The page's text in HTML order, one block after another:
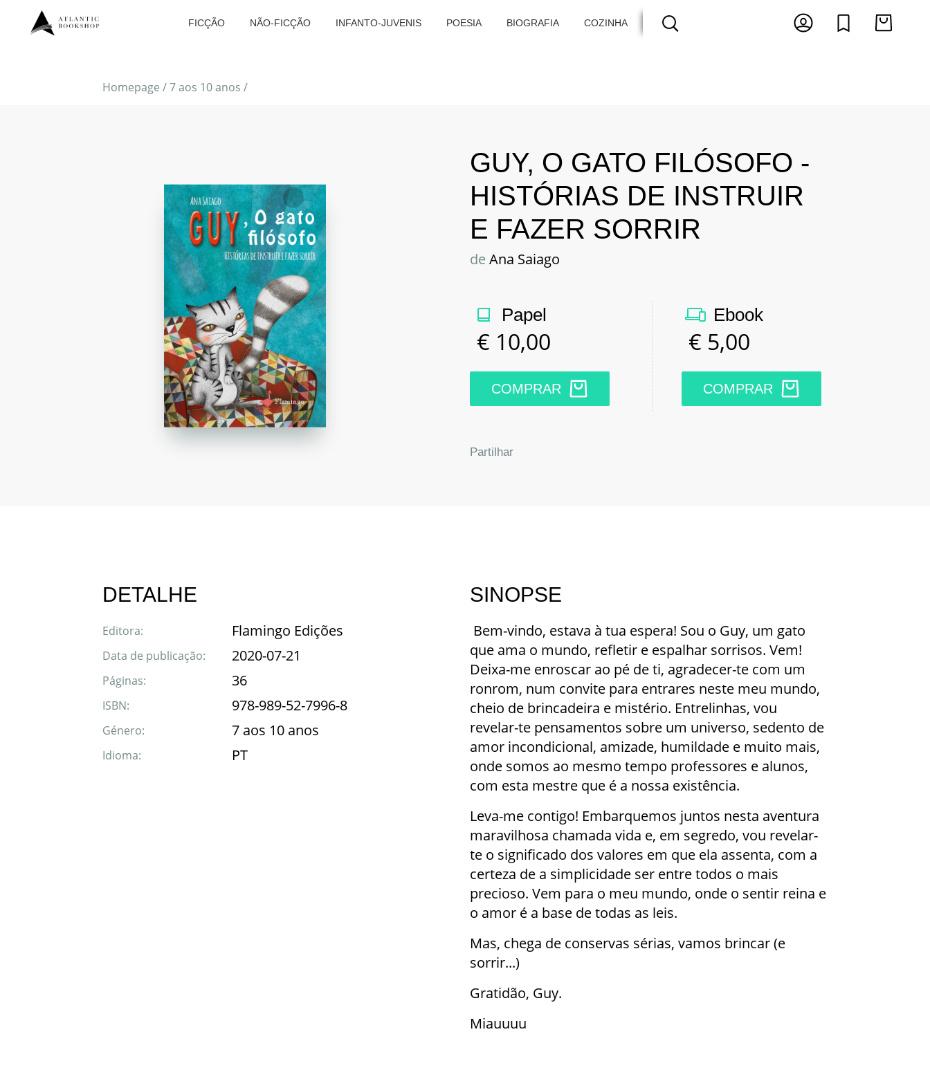
FICÇÃO NÃO-FICÇÃO INFANTO-JUVENIS POESIA BIOGRAFIA COZINHA ARTES E ESPECTÁCULOS ANTOLOGIAS
Homepage /7 aos 10 anos /
FAVORITO
GUY, O GATO FILÓSOFO -
HISTÓRIAS DE INSTRUIR
E FAZER SORRIR
de Ana Saiago
Papel
€ 10,00
COMPRAR
Ebook
€ 5,00
COMPRAR
Partilhar
DETALHE
Editora: Flamingo Edições
Data de publicação: 2020-07-21
Páginas: 36
ISBN: 978-989-52-7996-8
Género: 7 aos 10 anos
Idioma: PT
SINOPSE
Bem-vindo, estava à tua espera! Sou o Guy, um gato
que ama o mundo, refletir e espalhar sorrisos. Vem!
Deixa-me enroscar ao pé de ti, agradecer-te com um
ronrom, num convite para entrares neste meu mundo,
cheio de brincadeira e mistério. Entrelinhas, vou
revelar-te pensamentos sobre um universo, sedento de
amor incondicional, amizade, humildade e muito mais,
onde somos ao mesmo tempo professores e alunos,
com esta mestre que é a nossa existência.
Leva-me contigo! Embarquemos juntos nesta aventura
maravilhosa chamada vida e, em segredo, vou revelar-
te o significado dos valores em que ela assenta, com a
certeza de a simplicidade ser entre todos o mais
precioso. Vem para o meu mundo, onde o sentir reina e
o amor é a base de todas as leis.
Mas, chega de conservas sérias, vamos brincar (e
sorrir...)
Gratidão, Guy.
Miauuuu